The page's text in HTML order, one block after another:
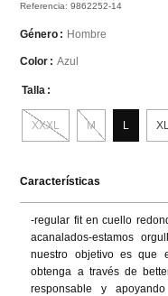
Referencia:9862252-14
Género Hombre
Color Azul
Talla
L
M XL
XXXL
Características
-regular fit en cuello
acanalados-estamos
nuestro objetivo es que
obtenga a través de
responsable y